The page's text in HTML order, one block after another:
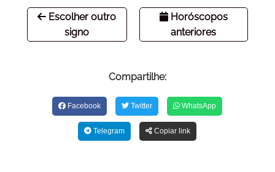
Escolher outro
signo
Horóscopos
anteriores
Compartilhe:
Facebook Twitter WhatsApp
Telegram Copiar link